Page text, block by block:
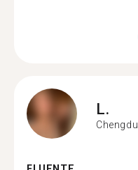
L.
Chengdu